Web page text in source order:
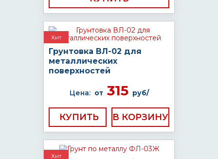
Хит
Грунтовка ВЛ-02 для
металлических
поверхностей
Цена: от315 руб/
КУПИТЬ
Хит